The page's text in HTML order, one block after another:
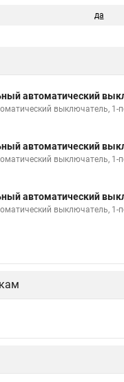
да
автоматический
выключатель,
автоматический
выключатель,
автоматический
выключатель,